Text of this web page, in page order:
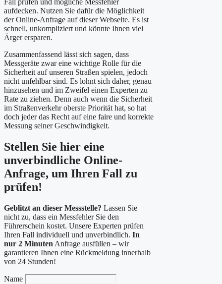
Fall prüfen und mögliche Messfehler
aufdecken. Nutzen Sie dafür die Möglichkeit
der Online-Anfrage auf dieser Webseite. Es ist
schnell, unkompliziert und könnte Ihnen viel
Ärger ersparen.
Zusammenfassend lässt sich sagen, dass
Messgeräte zwar eine wichtige Rolle für die
Sicherheit auf unseren Straßen spielen, jedoch
nicht unfehlbar sind. Es lohnt sich daher, genau
hinzusehen und im Zweifel einen Experten zu
Rate zu ziehen. Denn auch wenn die Sicherheit
im Straßenverkehr oberste Priorität hat, so hat
doch jeder das Recht auf eine faire und korrekte
Messung seiner Geschwindigkeit.
Stellen Sie hier eine
unverbindliche Online-
Anfrage, um Ihren Fall zu
prüfen!
Geblitzt an dieser Messstelle? Lassen Sie
nicht zu, dass ein Messfehler Sie den
Führerschein kostet. Unsere Experten prüfen
Ihren Fall individuell und unverbindlich. In
nur 2 Minuten Anfrage ausfüllen – wir
garantieren Ihnen eine Rückmeldung innerhalb
von 24 Stunden!
Name